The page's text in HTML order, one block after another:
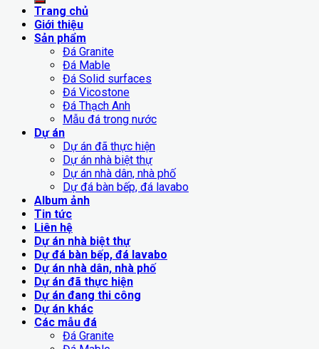
Trang chủ
Giới thiệu
Sản phẩm
Đá Granite
Đá Mable
Đá Solid surfaces
Đá Vicostone
Đá Thạch Anh
Mẫu đá trong nước
Dự án
Dự án đã thực hiện
Dự án nhà biệt thự
Dự án nhà dân, nhà phố
Dự đá bàn bếp, đá lavabo
Album ảnh
Tin tức
Liên hệ
Dự án nhà biệt thự
Dự đá bàn bếp, đá lavabo
Dự án nhà dân, nhà phố
Dự án đã thực hiện
Dự án đang thi công
Dự án khác
Các mẫu đá
Đá Granite